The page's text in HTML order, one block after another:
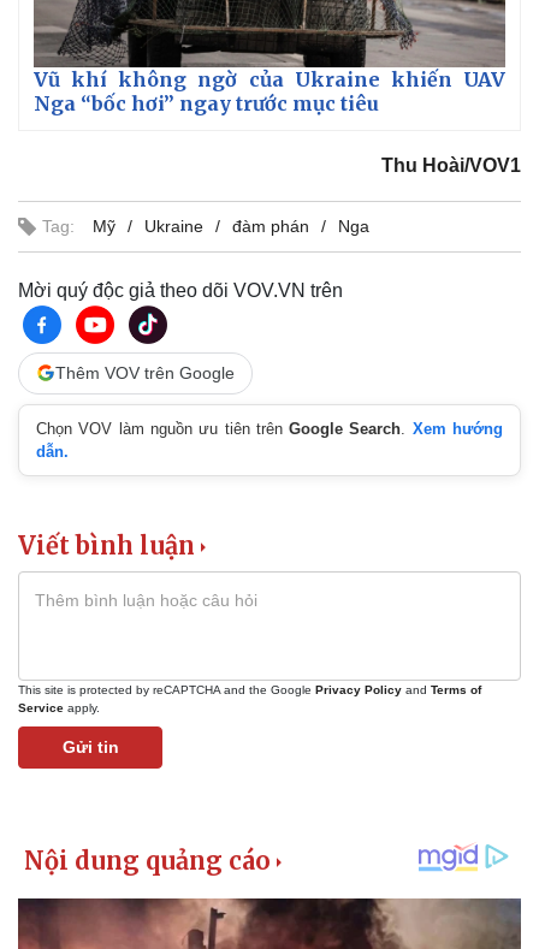
Kinh tế
Bất động sản
Khởi nghiệp
Thị trường
Giá cà phê
Vũ khí không ngờ của Ukraine khiến UAV
Nga “bốc hơi” ngay trước mục tiêu
Thu Hoài/VOV1
Tag: Mỹ Ukraine đàm phán Nga
Mời quý độc giả theo dõi VOV.VN trên
Thêm VOV trên Google
Chọn VOV làm nguồn ưu tiên trênGoogle Search
Xem hướng
dẫn.
Viết bình luận
This site is protected by reCAPTCHA and the Google Privacy Policy and Terms of
Service apply.
Gửi tin